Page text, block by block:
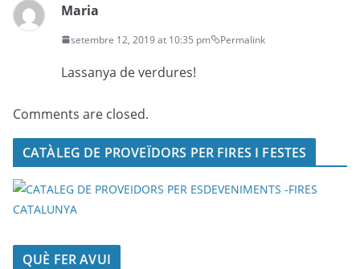
Maria
setembre 12, 2019 at 10:35 pm Permalink
Lassanya de verdures!
Comments are closed.
CATÀLEG DE PROVEÏDORS PER FIRES I FESTES
QUÈ FER AVUI